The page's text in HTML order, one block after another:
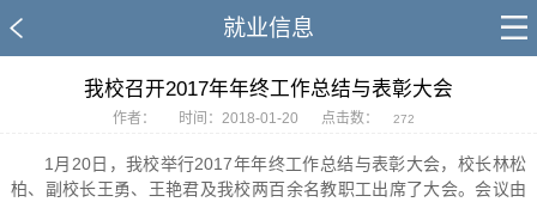
就业信息
我校召开2017年年终工作总结与表彰大会
作者： 时间：2018-01-20 点击数： 272
1月20日，我校举行2017年年终工作总结与表彰大会，校长林松
柏、副校长王勇、王艳君及我校两百余名教职工出席了大会。会议由